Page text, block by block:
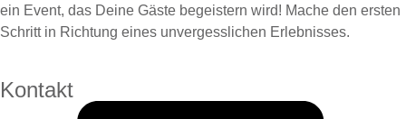
ein Event, das Deine Gäste begeistern wird! Mache den ersten
Schritt in Richtung eines unvergesslichen Erlebnisses.
Kontakt